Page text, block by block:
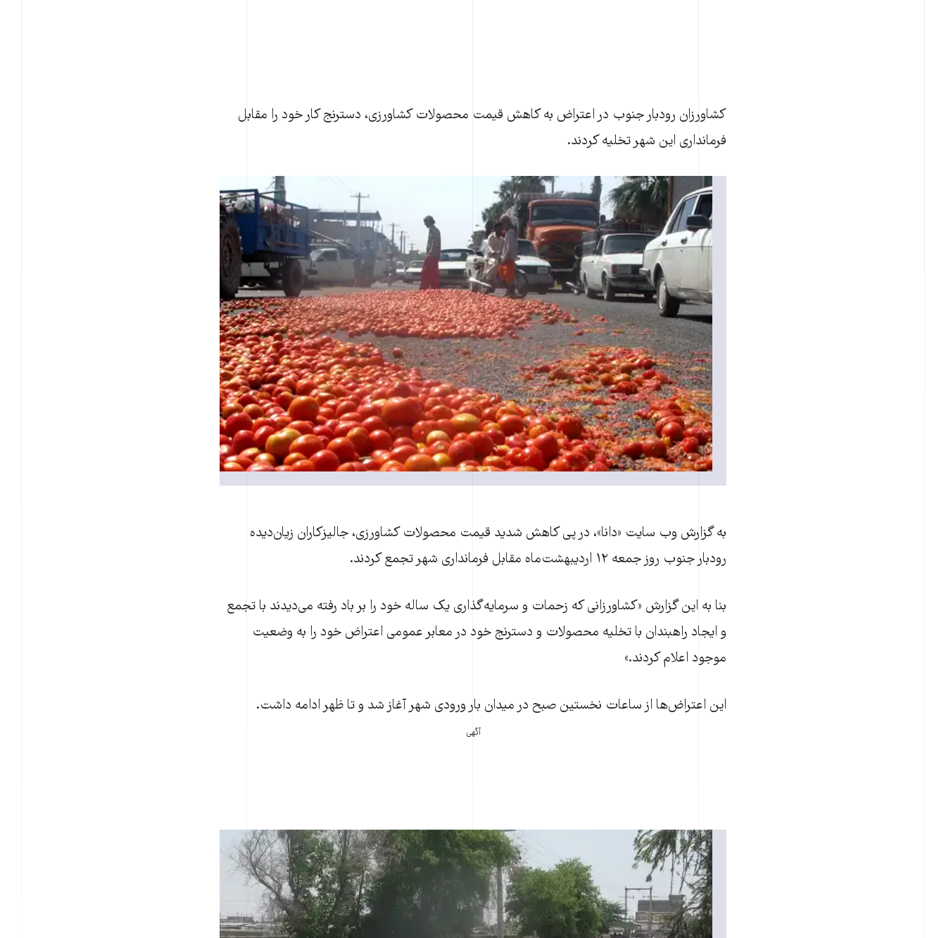
کشاورزان رودبار جنوب در اعتراض به کاهش قيمت محصولات کشاورزی، دسترنج کار خود را مقابل
فرمانداری این شهر تخليه کردند.
به گزارش وب سایت «دانا»، در پی کاهش شديد قیمت محصولات کشاورزی، جاليزکاران زيان‌ديده
رودبار جنوب روز جمعه ۱۲ اردیبهشت‌ماه مقابل فرمانداری شهر تجمع کردند.
بنا به این گزارش «کشاورزانی که زحمات و سرمايه‌گذاری يک ساله خود را بر باد رفته می‌ديدند با تجمع
و ايجاد راهبندان با تخليه محصولات و دسترنج خود در معابر عمومی اعتراض خود را به وضعيت
موجود اعلام کردند.»
اين اعتراض‌ها از ساعات نخستین صبح در ميدان بار ورودی شهر آغاز شد و تا ظهر ادامه داشت.
آگهی